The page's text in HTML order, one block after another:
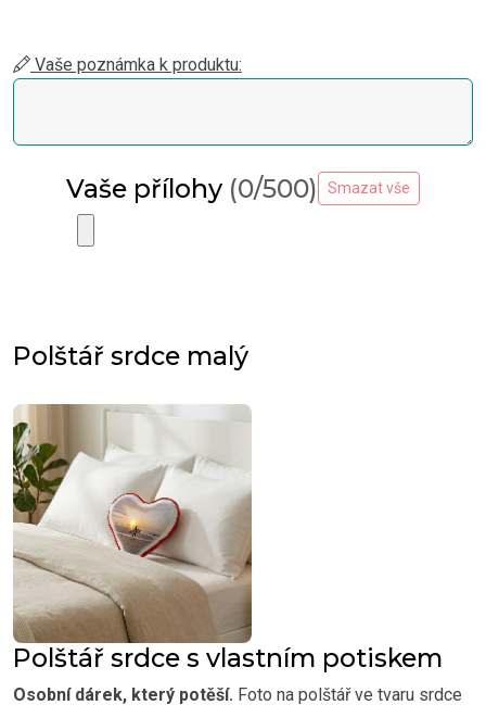
Vaše poznámka k produktu:
Vaše přílohy (0/500) Smazat vše
Polštář srdce malý
Polštář srdce s vlastním potiskem
Osobní dárek, který potěší. Foto na polštář ve tvaru srdce